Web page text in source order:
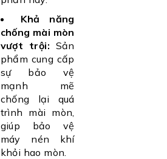
Khả năng
chống mài mòn
vượt trội: Sản
phẩm cung cấp
sự bảo vệ
mạnh mẽ
chống lại quá
trình mài mòn,
giúp bảo vệ
máy nén khí
khỏi hao mòn.